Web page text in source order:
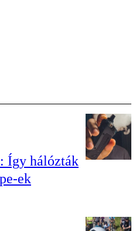
Így hálózták
ek